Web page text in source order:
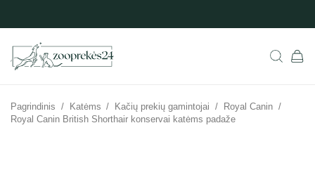
Pagrindinis / Katėms / Kačių prekių gamintojai / Royal Canin /
Royal Canin British Shorthair konservai katėms padaže